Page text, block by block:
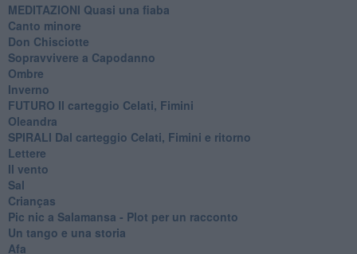
MEDITAZIONI Quasi una fiaba
Canto minore
Don Chisciotte
Sopravvivere a Capodanno
Ombre
Inverno
FUTURO Il carteggio Celati, Fimini
Oleandra
SPIRALI Dal carteggio Celati, Fimini e ritorno
Lettere
Il vento
Sal
Crianças
Pic nic a Salamansa - Plot per un racconto
Un tango e una storia
Afa